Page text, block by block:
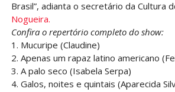
Brasil”, adianta o secretário da Cultura
Nogueira.
Confira o repertório completo do show:
1. Mucuripe (Claudine)
2. Apenas um rapaz latino americano
3. A palo seco (Isabela Serpa)
4. Galos, noites e quintais (Aparecida